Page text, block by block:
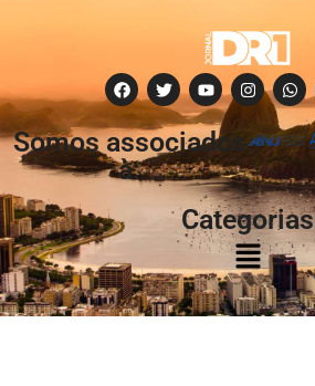
Somos associados
à:
Categorias